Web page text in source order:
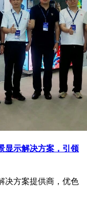
显示解决方案，引领
决方案提供商，优色